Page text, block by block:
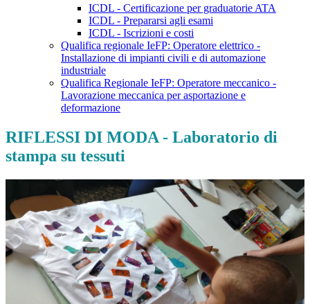
ICDL - Certificazione per graduatorie ATA
ICDL - Prepararsi agli esami
ICDL - Iscrizioni e costi
Qualifica regionale IeFP: Operatore elettrico -
Installazione di impianti civili e di automazione
industriale
Qualifica Regionale IeFP: Operatore meccanico -
Lavorazione meccanica per asportazione e
deformazione
RIFLESSI DI MODA - Laboratorio di
stampa su tessuti